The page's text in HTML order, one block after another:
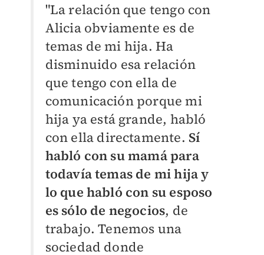
"La relación que tengo con
Alicia obviamente es de
temas de mi hija. Ha
disminuido esa relación
que tengo con ella de
comunicación porque mi
hija ya está grande, habló
con ella directamente. Sí
habló con su mamá para
todavía temas de mi hija y
lo que habló con su esposo
es sólo de negocios, de
trabajo. Tenemos una
sociedad donde